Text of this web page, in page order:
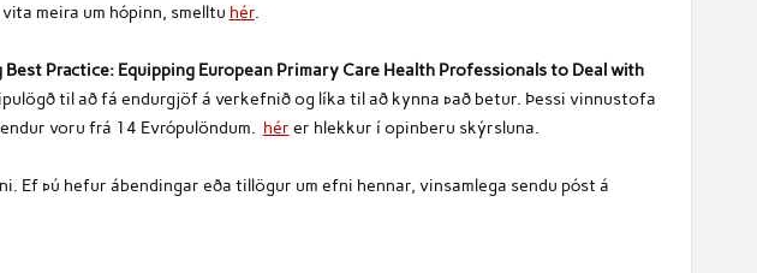
meira um hópinn, smelltu hér.
Best Practice: Equipping European Primary Care Health Professionals to Deal with
til að fá endurgjöf á verkefnið og líka til að kynna það betur. Þessi vinnustofa
voru frá 14 Evrópulöndum. hér er hlekkur í opinberu skýrsluna.
Ef þú hefur ábendingar eða tillögur um efni hennar, vinsamlega sendu póst á